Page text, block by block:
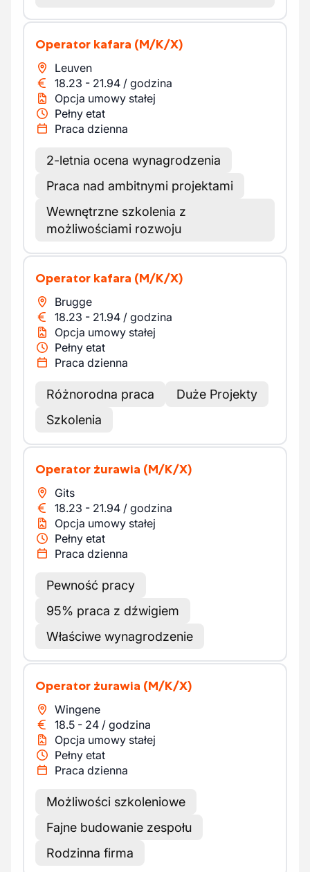
Operator kafara (M/K/X)
Leuven
18.23 - 21.94 / godzina
Opcja umowy stałej
Pełny etat
Praca dzienna
2-letnia ocena wynagrodzenia
Praca nad ambitnymi projektami
Wewnętrzne szkolenia z
możliwościami rozwoju
Operator kafara (M/K/X)
Brugge
18.23 - 21.94 / godzina
Opcja umowy stałej
Pełny etat
Praca dzienna
Różnorodna praca
Duże Projekty
Szkolenia
Operator żurawia (M/K/X)
Gits
18.23 - 21.94 / godzina
Opcja umowy stałej
Pełny etat
Praca dzienna
Pewność pracy
95% praca z dźwigiem
Właściwe wynagrodzenie
Operator żurawia (M/K/X)
Wingene
18.5 - 24 / godzina
Opcja umowy stałej
Pełny etat
Praca dzienna
Możliwości szkoleniowe
Fajne budowanie zespołu
Rodzinna firma